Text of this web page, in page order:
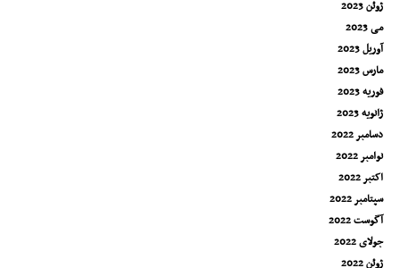
ژوئن 2023
می 2023
آوریل 2023
مارس 2023
فوریه 2023
ژانویه 2023
دسامبر 2022
نوامبر 2022
اکتبر 2022
سپتامبر 2022
آگوست 2022
جولای 2022
ژوئن 2022